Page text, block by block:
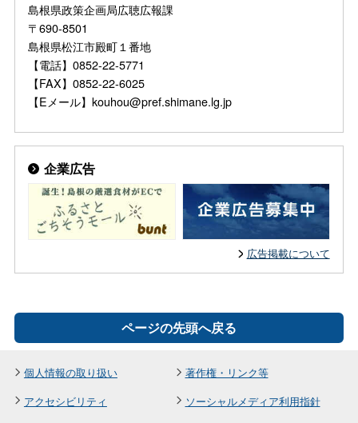
島根県政策企画局広聴広報課
〒690-8501
島根県松江市殿町１番地
【電話】0852-22-5771
【FAX】0852-22-6025
【Eメール】kouhou@pref.shimane.lg.jp
企業広告
広告掲載について
ページの先頭へ戻る
個人情報の取り扱い
著作権・リンク等
アクセシビリティ
ソーシャルメディア利用指針